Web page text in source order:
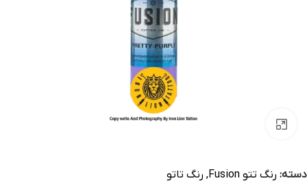
دسته: رنگ تتو Fusion , رنگ تاتو